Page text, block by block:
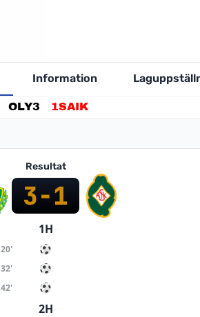
Information
OLY3 1SAIK
Resultat
3-1
1H
20'
32'
42'
2H